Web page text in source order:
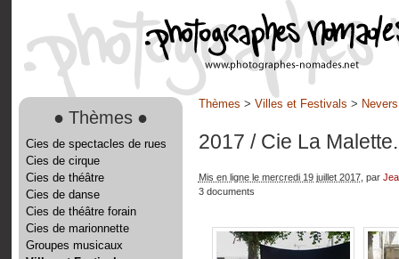
● Thèmes ●
Cies de spectacles de rues
Cies de cirque
Cies de théâtre
Cies de danse
Cies de théâtre forain
Cies de marionnette
Groupes musicaux
Thèmes > Villes et Festivals >
2017 / Cie La
Mis en ligne le mercredi 19 juillet 2017, par
3 documents